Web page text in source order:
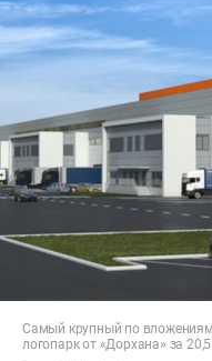
Самый крупный по
логопарк от «Дорхана» за